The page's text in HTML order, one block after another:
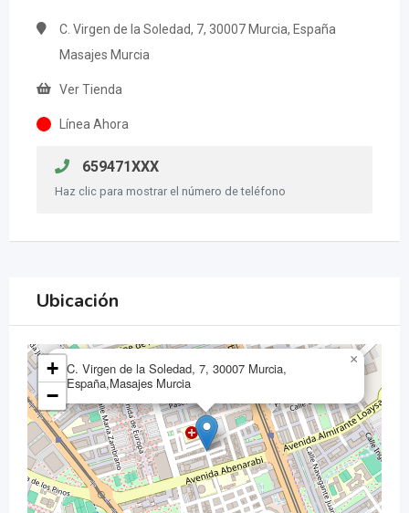
C. Virgen de la Soledad, 7, 30007 Murcia, España
Masajes Murcia
Ver Tienda
Línea Ahora
659471XXX
Haz clic para mostrar el número de teléfono
Ubicación
C. Virgen de la Soledad, 7, 30007 Murcia,
España,Masajes Murcia
×
+
−